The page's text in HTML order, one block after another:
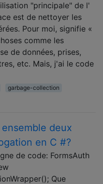
"principale" de l'
est de nettoyer les
Pour moi, signifie «
comme les
de données, prises,
etc. Mais, j'ai le code
garbage-collection
deux
en C #?
de code: FormsAuth
Que